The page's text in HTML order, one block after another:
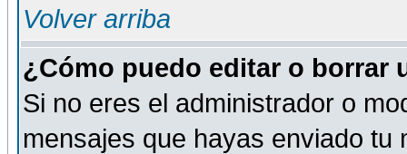
Volver arriba
¿Cómo puedo editar o borrar
Si no eres el administrador o
mensajes que hayas enviado tu